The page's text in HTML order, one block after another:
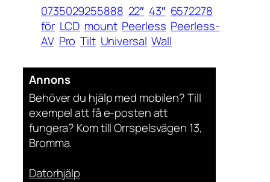
0735029255888 22″ 43″ 6572278
för LCD mount Peerless Peerless-
AV Pro Tilt Universal Wall
Annons
Behöver du hjälp med mobilen? Till
exempel att få e-posten att
fungera? Kom till Orrspelsvägen 13,
Bromma.
Datorhjälp